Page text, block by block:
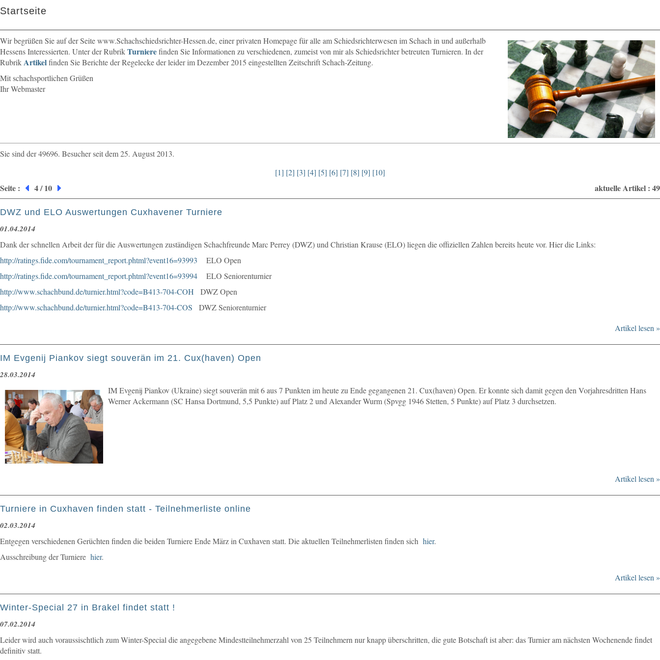
Startseite
Wir begrüßen Sie auf der Seite www.Schachschiedsrichter-Hessen.de, einer privaten Homepage für alle am Schiedsrichterwesen im Schach in und außerhalb
Hessens Interessierten. Unter der RubrikTurnierefinden Sie Informationen zu verschiedenen, zumeist von mir als Schiedsrichter betreuten Turnieren. In der
RubrikArtikelfinden Sie Berichte der Regelecke der leider im Dezember 2015 eingestellten Zeitschrift Schach-Zeitung.
Mit schachsportlichen Grüßen
Ihr Webmaster
Sie sind der 49696. Besucher seit dem 25. August 2013.
[1] [2] [3] [4] [5] [6] [7] [8] [9] [10]
aktuelle Artikel : 49
Seite : 4 / 10
DWZ und ELO Auswertungen Cuxhavener Turniere
01.04.2014
Dank der schnellen Arbeit der für die Auswertungen zuständigen Schachfreunde Marc Perrey (DWZ) und Christian Krause (ELO) liegen die offiziellen Zahlen bereits heute vor. Hier die Links:
http://ratings.fide.com/tournament_report.phtml?event16=93993 ELO Open
http://ratings.fide.com/tournament_report.phtml?event16=93994 ELO Seniorenturnier
http://www.schachbund.de/turnier.html?code=B413-704-COH DWZ Open
http://www.schachbund.de/turnier.html?code=B413-704-COS DWZ Seniorenturnier
Artikel lesen »
IM Evgenij Piankov siegt souverän im 21. Cux(haven) Open
28.03.2014
IM Evgenij Piankov (Ukraine) siegt souverän mit 6 aus 7 Punkten im heute zu Ende gegangenen 21. Cux(haven) Open. Er konnte sich damit gegen den Vorjahresdritten Hans
Werner Ackermann (SC Hansa Dortmund, 5,5 Punkte) auf Platz 2 und Alexander Wurm (Spvgg 1946 Stetten, 5 Punkte) auf Platz 3 durchsetzen.
Artikel lesen »
Turniere in Cuxhaven finden statt - Teilnehmerliste online
02.03.2014
Entgegen verschiedenen Gerüchten finden die beiden Turniere Ende März in Cuxhaven statt. Die aktuellen Teilnehmerlisten finden sich hier.
Ausschreibung der Turniere hier.
Artikel lesen »
Winter-Special 27 in Brakel findet statt !
07.02.2014
Leider wird auch voraussischtlich zum Winter-Special die angegebene Mindestteilnehmerzahl von 25 Teilnehmern nur knapp überschritten, die gute Botschaft ist aber: das Turnier am nächsten Wochenende findet
definitiv statt.